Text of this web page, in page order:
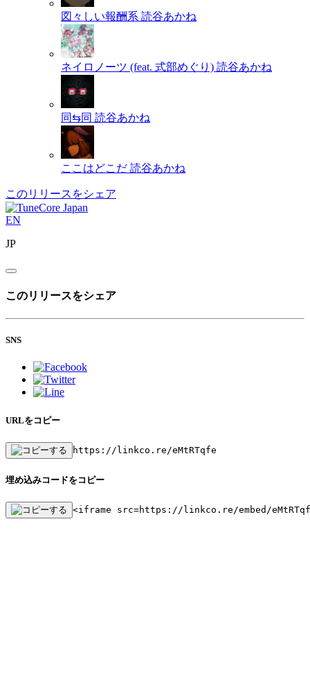
図々しい報酬系 読谷あかね
ネイロノーツ (feat. 式部めぐり) 読谷あかね
同⇆同 読谷あかね
ここはどこだ 読谷あかね
このリリースをシェア
EN
JP
このリリースをシェア
SNS
URLをコピー
https://linkco.re/eMtRTqfe
埋め込みコードをコピー
<iframe src=https://linkco.re/embed/